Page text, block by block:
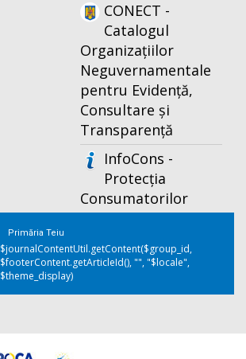
CONECT -
Catalogul
Organizațiilor
Neguvernamentale
pentru Evidență,
Consultare și
Transparență
InfoCons -
Protecția
Consumatorilor
Primăria Teiu
$journalContentUtil.getContent($group_id,
$footerContent.getArticleId(), "", "$locale",
$theme_display)